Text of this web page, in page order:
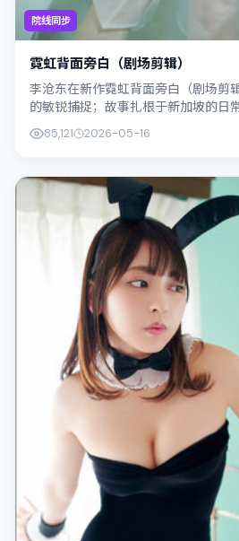
院线同步
霓虹背面旁白（剧场剪辑）
李沧东在新作霓虹背面旁白（剧场剪
的敏锐捕捉；故事扎根于新加坡的日
剧。主演宋康昊、裴斗娜以克制表演撑
85,121 2026-05-16